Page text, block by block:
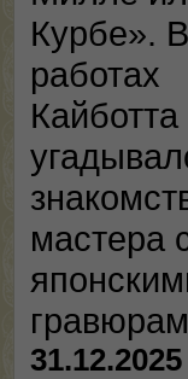
Курбе». В
работах
Кайботта
мастера
31.12.2025